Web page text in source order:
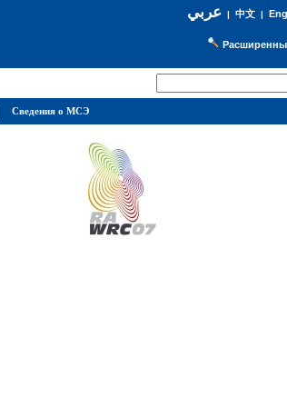
عربي| 中文|
Сведения о МСЭ